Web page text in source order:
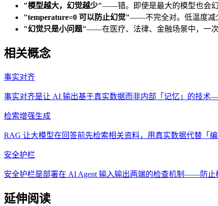
"模型越大，幻觉越少"——错。即使是最大的模型也会
"temperature=0 可以防止幻觉"——不完全对。低温度减
"幻觉只是小问题"——在医疗、法律、金融场景中，一
相关概念
事实对齐
事实对齐是让 AI 输出基于真实数据而非内部「记忆」的技术
检索增强生成
RAG 让大模型在回答前先检索相关资料，用真实数据代替「
安全护栏
安全护栏是部署在 AI Agent 输入输出两端的检查机制——防止
延伸阅读